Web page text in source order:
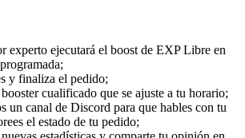
experto ejecutará el boost de EXP Libre en
y finaliza el pedido;
cualificado que se ajuste a tu horario;
un canal de Discord para que hables con tu
el estado de tu pedido;